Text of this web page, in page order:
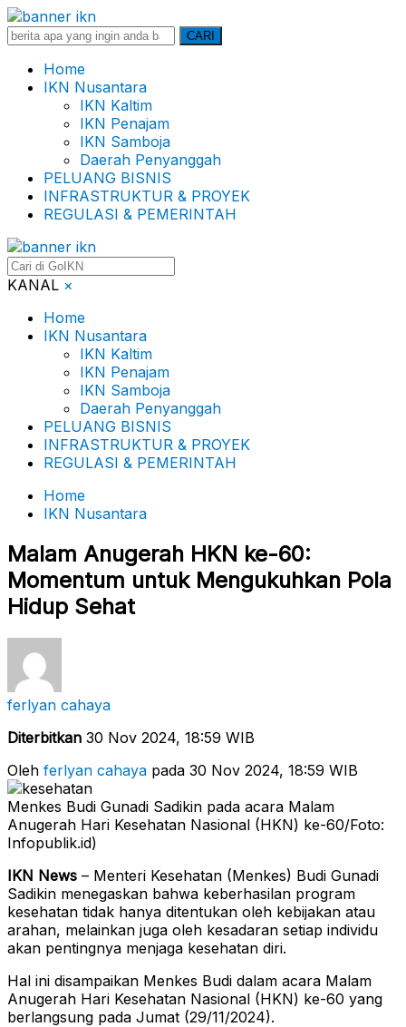
Search
CARI
Home
IKN Nusantara
IKN Kaltim
IKN Penajam
IKN Samboja
Daerah Penyanggah
PELUANG BISNIS
INFRASTRUKTUR & PROYEK
REGULASI & PEMERINTAH
KANAL ×
Home
IKN Nusantara
IKN Kaltim
IKN Penajam
IKN Samboja
Daerah Penyanggah
PELUANG BISNIS
INFRASTRUKTUR & PROYEK
REGULASI & PEMERINTAH
Home
IKN Nusantara
Malam Anugerah HKN ke-60:
Momentum untuk Mengukuhkan Pola
Hidup Sehat
ferlyan cahaya
Diterbitkan 30 Nov 2024, 18:59 WIB
Oleh ferlyan cahaya pada 30 Nov 2024, 18:59 WIB
Menkes Budi Gunadi Sadikin pada acara Malam
Anugerah Hari Kesehatan Nasional (HKN) ke-60/Foto:
Infopublik.id)
IKN News – Menteri Kesehatan (Menkes) Budi Gunadi
Sadikin menegaskan bahwa keberhasilan program
kesehatan tidak hanya ditentukan oleh kebijakan atau
arahan, melainkan juga oleh kesadaran setiap individu
akan pentingnya menjaga kesehatan diri.
Hal ini disampaikan Menkes Budi dalam acara Malam
Anugerah Hari Kesehatan Nasional (HKN) ke-60 yang
berlangsung pada Jumat (29/11/2024).